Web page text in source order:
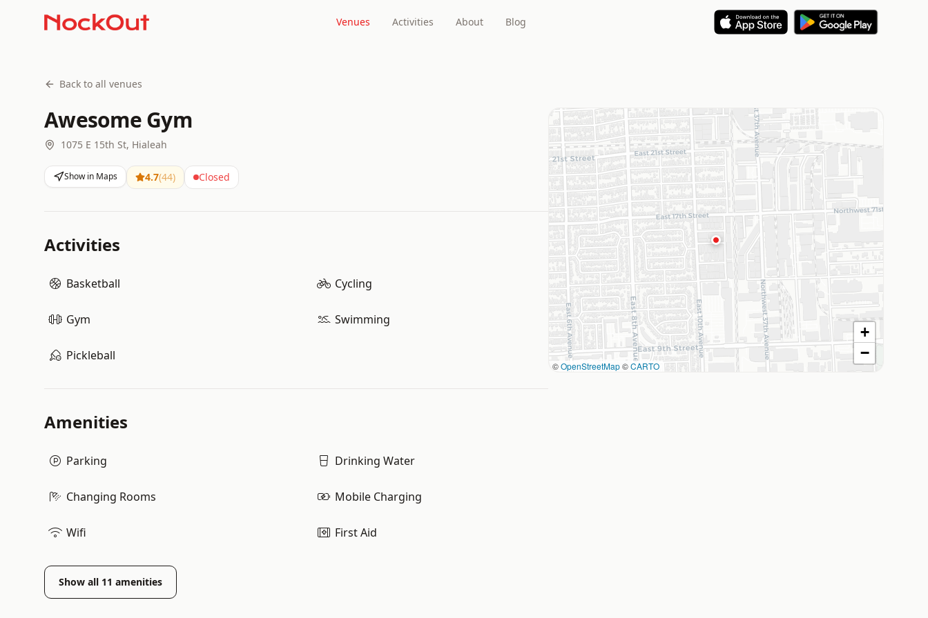
Venues Activities About Blog
Back to all venues
Awesome Gym
1075 E 15th St, Hialeah
Show in Maps 4.7(44) Closed
Activities
Basketball Cycling
Gym Swimming
Pickleball
Amenities
Parking Drinking Water
Changing Rooms Mobile Charging
Wifi First Aid
Show all 11 amenities
©OpenStreetMap©CARTO
+
−